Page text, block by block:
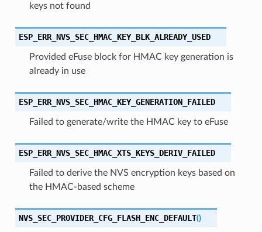
keys not found
ESP_ERR_NVS_SEC_HMAC_KEY_BLK_ALREADY_USED
Provided eFuse block for HMAC key generation is
already in use
ESP_ERR_NVS_SEC_HMAC_KEY_GENERATION_FAILED
Failed to generate/write the HMAC key to eFuse
ESP_ERR_NVS_SEC_HMAC_XTS_KEYS_DERIV_FAILED
Failed to derive the NVS encryption keys based on
the HMAC-based scheme
NVS_SEC_PROVIDER_CFG_FLASH_ENC_DEFAULT()